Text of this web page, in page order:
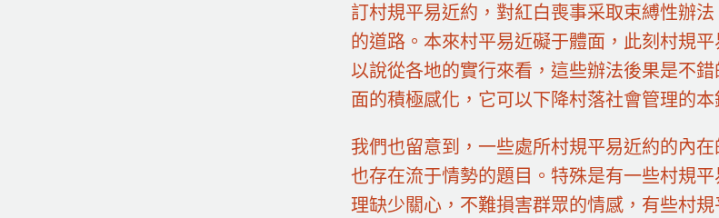
訂村規平易近約，對紅白喪事采取束縛性辦
的道路。本來村平易近礙于體面，此刻村規
以說從各地的實行來看，這些辦法後果是不
面的積極感化，它可以下降村落社會管理的
我們也留意到，一些處所村規平易近約的內
也存在流于情勢的題目。特殊是有一些村規
理缺少關心，不難損害群眾的情感，有些村